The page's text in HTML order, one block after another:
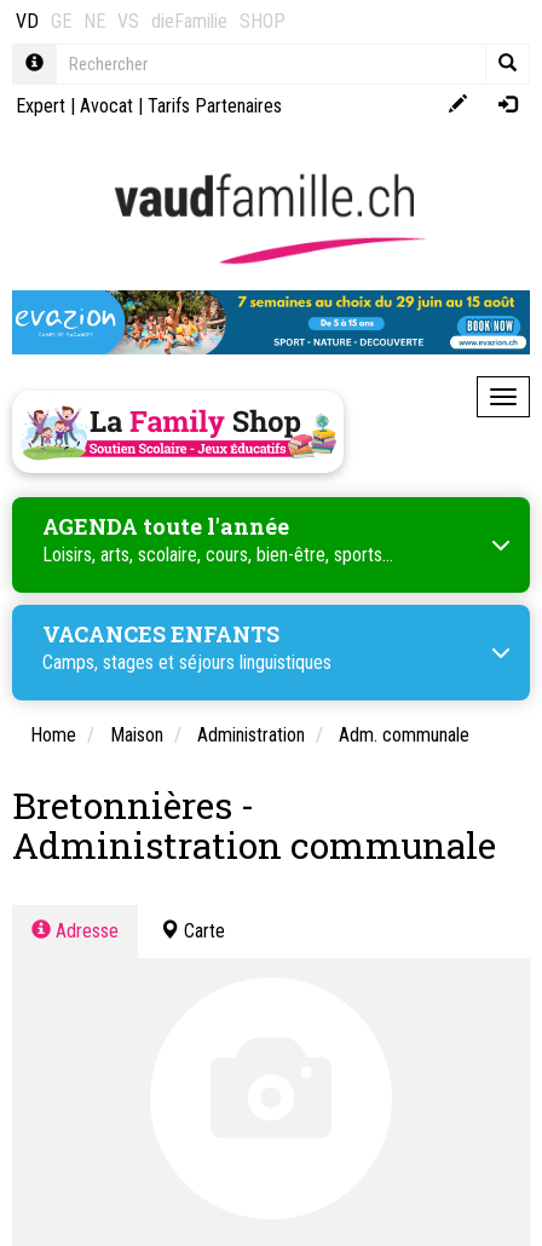
VD GE NE VS dieFamilie SHOP
Expert | Avocat | Tarifs Partenaires
AGENDA toute l'année
Loisirs, arts, scolaire, cours, bien-être, sports...
VACANCES ENFANTS
Camps, stages et séjours linguistiques
Home Maison Administration Adm. communale
Bretonnières -
Administration communale
Adresse Carte